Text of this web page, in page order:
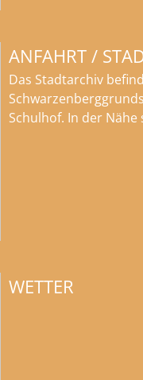
ANFAHRT /
Das Stadtarchiv
Schulhof. In der
WETTER